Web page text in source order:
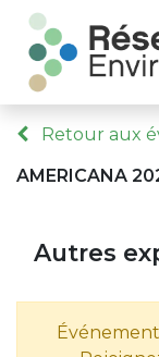
Retour aux
AMERICANA
Autres
Événement